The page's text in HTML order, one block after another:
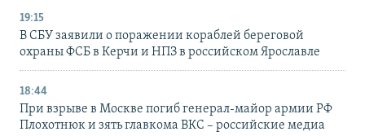
19:15
В СБУ заявили о поражении кораблей береговой
охраны ФСБ в Керчи и НПЗ в российском Ярославле
18:44
При взрыве в Москве погиб генерал-майор армии РФ
Плохотнюк и зять главкома ВКС – российские медиа